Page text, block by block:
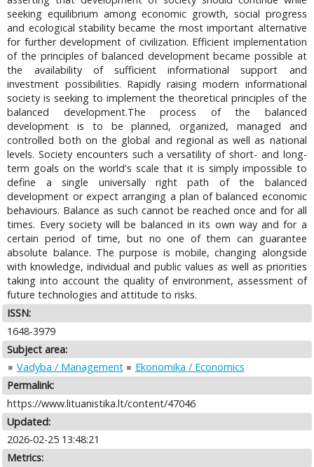
seeking equilibrium among economic growth, social progress
and ecological stability became the most important alternative
for further development of civilization. Efficient implementation
of the principles of balanced development became possible at
the availability of sufficient informational support and
investment possibilities. Rapidly raising modern informational
society is seeking to implement the theoretical principles of the
balanced development.The process of the balanced
development is to be planned, organized, managed and
controlled both on the global and regional as well as national
levels. Society encounters such a versatility of short- and long-
term goals on the world's scale that it is simply impossible to
define a single universally right path of the balanced
development or expect arranging a plan of balanced economic
behaviours. Balance as such cannot be reached once and for all
times. Every society will be balanced in its own way and for a
certain period of time, but no one of them can guarantee
absolute balance. The purpose is mobile, changing alongside
with knowledge, individual and public values as well as priorities
taking into account the quality of environment, assessment of
future technologies and attitude to risks.
ISSN:
1648-3979
Subject area:
Vadyba / Management
Ekonomika / Economics
Permalink:
https://www.lituanistika.lt/content/47046
Updated:
2026-02-25 13:48:21
Metrics: